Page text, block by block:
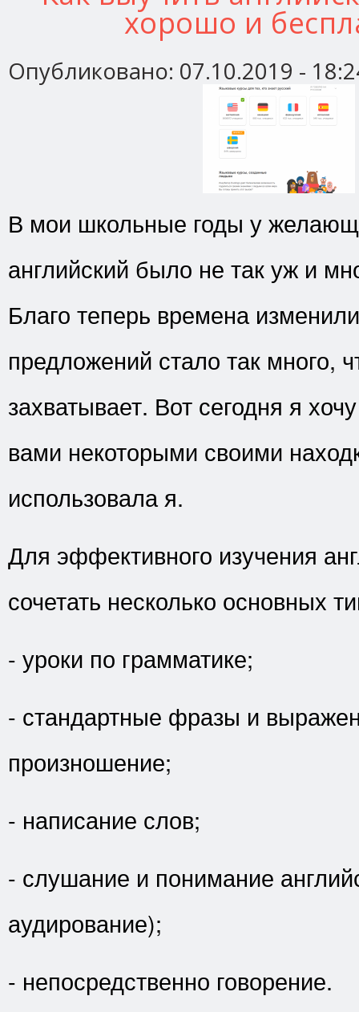
хорошо и
Опубликовано: 07.10.2019 -
В мои школьные годы у
английский было не так уж и
Благо теперь времена
предложений стало так много,
захватывает. Вот сегодня я
вами некоторыми своими
использовала я.
Для эффективного изучения
сочетать несколько основных
- уроки по грамматике;
- стандартные фразы и
произношение;
- написание слов;
- слушание и понимание
аудирование);
- непосредственно говорение.